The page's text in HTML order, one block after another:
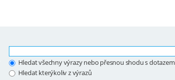
Hledat všechny výrazy nebo přesnou shodu s dotazem
Hledat kterýkoliv z výrazů